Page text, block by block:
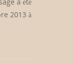
2013 à